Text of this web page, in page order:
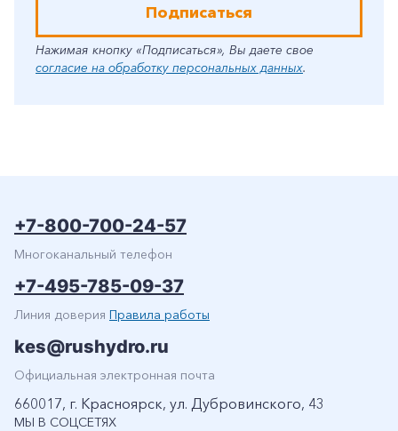
Подписаться
Нажимая кнопку «Подписаться», Вы даете свое
согласие на обработку персональных данных.
МЫ В СОЦСЕТЯХ
+7-800-700-24-57
Многоканальный телефон
+7-495-785-09-37
Линия доверия Правила работы
kes@rushydro.ru
Официальная электронная почта
660017, г. Красноярск, ул. Дубровинского, 43